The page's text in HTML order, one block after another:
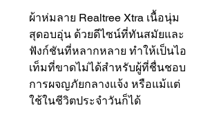
ผ้าห่มลาย Realtree Xtra เนื้อนุ่ม
สุดอบอุ่น ด้วยดีไซน์ที่ทันสมัยและ
ฟังก์ชันที่หลากหลาย ทำให้เป็นไอ
เท็มที่ขาดไม่ได้สำหรับผู้ที่ชื่นชอบ
การผจญภัยกลางแจ้ง หรือแม้แต่
ใช้ในชีวิตประจำวันก็ได้